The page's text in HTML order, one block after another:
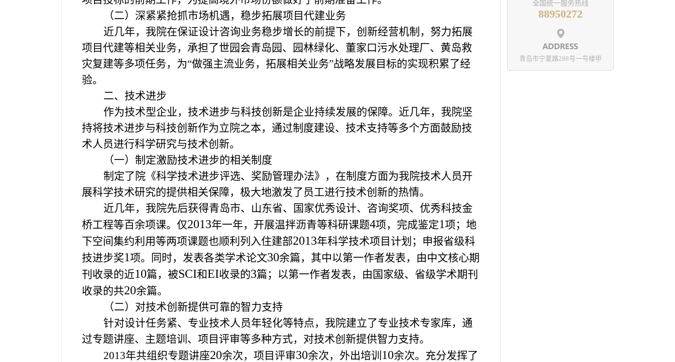
全国统一服务热线
88950272
青岛市宁夏路288号一号楼甲
（二）深紧紧抢抓市场机遇，稳步拓展项目代建业务
近几年，我院在保证设计咨询业务稳步增长的前提下，创新经营机制，努力拓展
项目代建等相关业务，承担了世园会青岛园、园林绿化、董家口污水处理厂、黄岛救
灾复建等多项任务，为“做强主流业务，拓展相关业务”战略发展目标的实现积累了经
验。
二、技术进步
作为技术型企业，技术进步与科技创新是企业持续发展的保障。近几年，我院坚
持将技术进步与科技创新作为立院之本，通过制度建设、技术支持等多个方面鼓励技
术人员进行科学研究与技术创新。
（一）制定激励技术进步的相关制度
制定了院《科学技术进步评选、奖励管理办法》，在制度方面为我院技术人员开
展科学技术研究的提供相关保障，极大地激发了员工进行技术创新的热情。
近几年，我院先后获得青岛市、山东省、国家优秀设计、咨询奖项、优秀科技金
桥工程等百余项课。仅2013年一年，开展温拌沥青等科研课题4项，完成鉴定1项；地
下空间集约利用等两项课题也顺利列入住建部2013年科学技术项目计划；申报省级科
技进步奖1项。同时，发表各类学术论文30余篇，其中以第一作者发表，由中文核心期
刊收录的近10篇，被SCI和EI收录的3篇；以第一作者发表，由国家级、省级学术期刊
收录的共20余篇。
（二）对技术创新提供可靠的智力支持
针对设计任务紧、专业技术人员年轻化等特点，我院建立了专业技术专家库，通
过专题讲座、主题培训、项目评审等多种方式，对技术创新提供智力支持。
2013年共组织专题讲座20余次，项目评审30余次，外出培训 10余次。充分发挥了